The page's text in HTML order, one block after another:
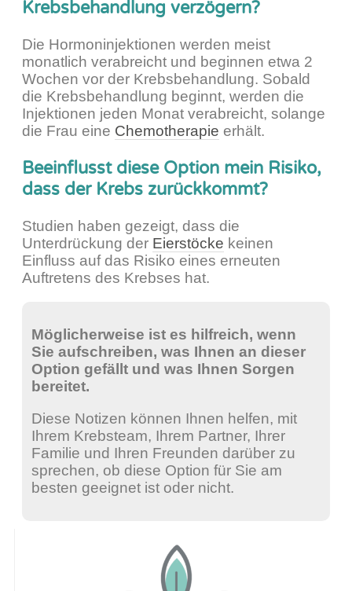
Krebsbehandlung verzögern?
Die Hormoninjektionen werden meist
monatlich verabreicht und beginnen etwa 2
Wochen vor der Krebsbehandlung. Sobald
die Krebsbehandlung beginnt, werden die
Injektionen jeden Monat verabreicht, solange
die Frau eine Chemotherapie erhält.
Beeinflusst diese Option mein Risiko,
dass der Krebs zurückkommt?
Studien haben gezeigt, dass die
Unterdrückung der Eierstöcke keinen
Einfluss auf das Risiko eines erneuten
Auftretens des Krebses hat.
Möglicherweise ist es hilfreich, wenn
Sie aufschreiben, was Ihnen an dieser
Option gefällt und was Ihnen Sorgen
bereitet.
Diese Notizen können Ihnen helfen, mit
Ihrem Krebsteam, Ihrem Partner, Ihrer
Familie und Ihren Freunden darüber zu
sprechen, ob diese Option für Sie am
besten geeignet ist oder nicht.